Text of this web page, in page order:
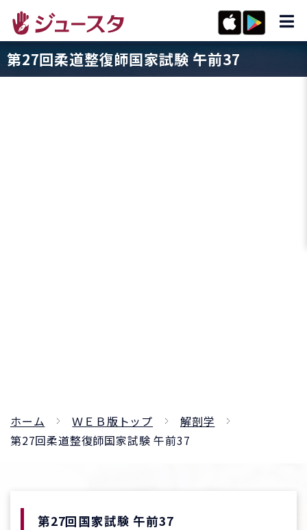
第27回柔道整復師国家試験 午前37
ホーム ＷＥＢ版トップ
解剖学
第27回柔道整復師国家試験 午前37
第27回国家試験 午前37